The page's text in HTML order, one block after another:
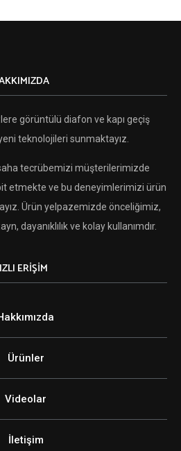
görüntülü diafon ve kapı geçiş
teknolojileri sunmaktayız.
tecrübemizi müşterilerimizde
etmekte ve bu deneyimlerimizi ürün
Ürün yelpazemizde önceliğimiz,
dayanıklılık ve kolay kullanımdır.
ERİŞİM
Ürünler
Videolar
İletişim